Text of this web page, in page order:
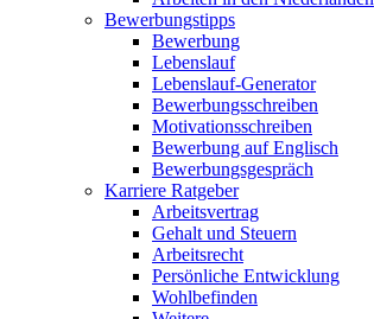
Bewerbungstipps
Bewerbung
Lebenslauf
Lebenslauf-Generator
Bewerbungsschreiben
Motivationsschreiben
Bewerbung auf Englisch
Bewerbungsgespräch
Karriere Ratgeber
Arbeitsvertrag
Gehalt und Steuern
Arbeitsrecht
Persönliche Entwicklung
Wohlbefinden